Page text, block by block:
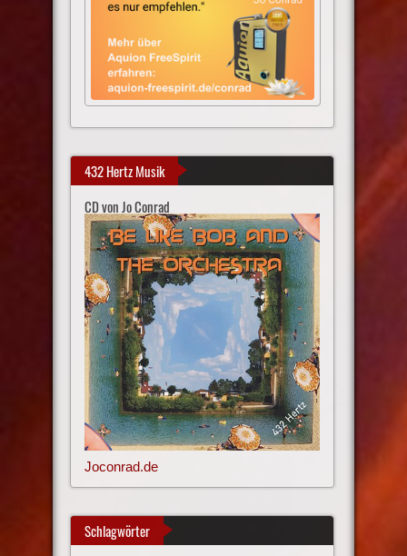
432 Hertz Musik
CD von Jo Conrad
Joconrad.de
Schlagwörter